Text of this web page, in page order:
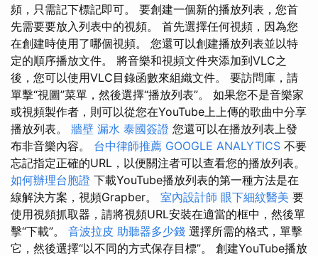
頻，只需記下標記即可。 要創建一個新的播放列表，您首
先需要要放入列表中的視頻。 首先選擇任何視頻，因為您
在創建時使用了哪個視頻。 您還可以創建播放列表並以特
定的順序播放文件。 將音樂和視頻文件夾添加到VLC之
後，您可以使用VLC目錄函數來組織文件。 要訪問庫，請
單擊“視圖”菜單，然後選擇“播放列表”。 如果您不是音樂家
或視頻製作者，則可以從您在YouTube上上傳的歌曲中分享
播放列表。 牆壁 漏水 泰國簽證 您還可以在播放列表上發
布非音樂內容。 台中律師推薦 GOOGLE ANALYTICS 不要
忘記指定正確的URL，以便關注者可以查看您的播放列表。
如何辦理台胞證 下載YouTube播放列表的第一種方法是在
線解決方案，視頻Grapber。 室內設計師 眼下細紋醫美 要
使用視頻抓取器，請將視頻URL安裝在適當的框中，然後單
擊“下載”。 音波拉皮 助聽器多少錢 選擇所需的格式，單擊
它，然後選擇“以不同的方式保存目標”。 創建YouTube播放